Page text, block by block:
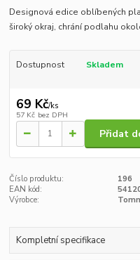
Designová edice oblíbených
široký okraj, chrání podlahu
Dostupnost Skladem
69 Kč/ks
57 Kč bez DPH
Přidat
Číslo produktu:
196
EAN kód:
Výrobce:
Kompletní specifikace